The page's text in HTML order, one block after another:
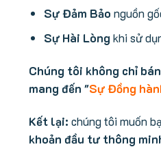
Sự Đảm Bảo nguồn
Sự Hài Lòng khi sử
Chúng tôi không chỉ
mang đến "Sự Đồng
Kết lại: chúng tôi muốn
khoản đầu tư thông